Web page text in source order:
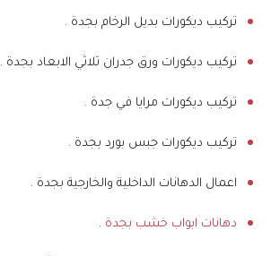
تركيب ديكورات بديل الرخام بجدة .
تركيب ديكورات ورق جدران ثلاثي الابعاد بجدة .
تركيب ديكورات مرايا في جدة .
تركيب ديكورات جبس بورد بجدة .
اعمال الدهانات الداخلية والخارجية بجدة .
دهانات ابواب خشب بجدة .